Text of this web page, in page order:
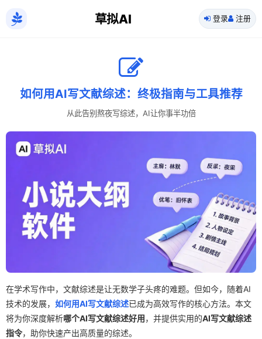
草拟AI 登录 注册
如何用AI写文献综述：终极指南与工具推荐
从此告别熬夜写综述，AI让你事半功倍
在学术写作中，文献综述是让无数学子头疼的难题。但如今，随着AI
技术的发展， 如何用AI写文献综述已成为高效写作的核心方法。本文
将为你深度解析哪个AI写文献综述好用，并提供实用的AI写文献综述
指令，助你快速产出高质量的综述。